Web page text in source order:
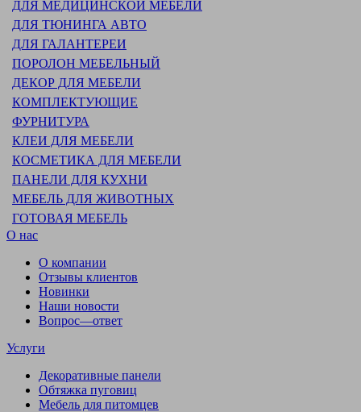
ДЛЯ МЕДИЦИНСКОЙ МЕБЕЛИ
ДЛЯ ТЮНИНГА АВТО
ДЛЯ ГАЛАНТЕРЕИ
ПОРОЛОН МЕБЕЛЬНЫЙ
ДЕКОР ДЛЯ МЕБЕЛИ
КОМПЛЕКТУЮЩИЕ
ФУРНИТУРА
КЛЕИ ДЛЯ МЕБЕЛИ
КОСМЕТИКА ДЛЯ МЕБЕЛИ
ПАНЕЛИ ДЛЯ КУХНИ
МЕБЕЛЬ ДЛЯ ЖИВОТНЫХ
ГОТОВАЯ МЕБЕЛЬ
О нас
О компании
Отзывы клиентов
Новинки
Наши новости
Вопрос—ответ
Услуги
Декоративные панели
Обтяжка пуговиц
Мебель для питомцев